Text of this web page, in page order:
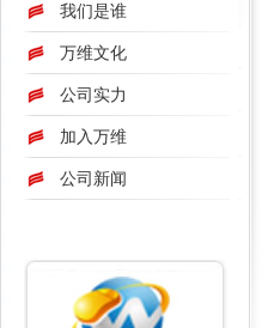
我们是谁
万维文化
公司实力
加入万维
公司新闻